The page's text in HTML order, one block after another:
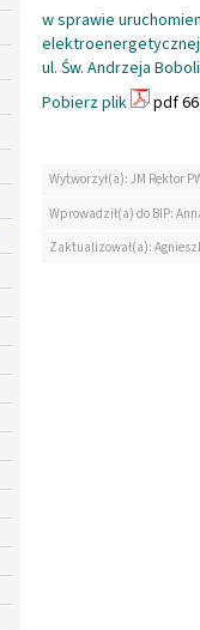
w sprawie
elektroenergetycznej
ul. Św. Andrzeja
Pobierz plik
pdf
Wytworzył(a): JM Rektor
Wprowadził(a) do BIP:
Zaktualizował(a):